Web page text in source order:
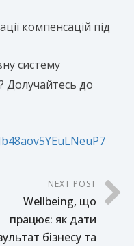
компенсацій під
систему
Долучайтесь до
NEXT POST
Wellbeing, що
працює: як дати
бізнесу та